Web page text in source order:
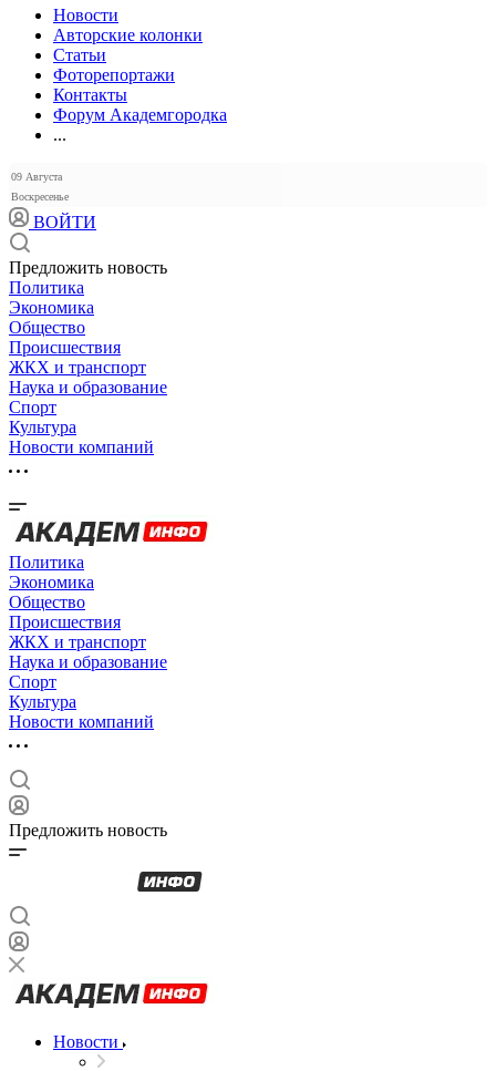
Новости
Авторские колонки
Статьи
Фоторепортажи
Контакты
Форум Академгородка
...
09 Августа
Воскресенье
ВОЙТИ
Предложить новость
Политика
Экономика
Общество
Происшествия
ЖКХ и транспорт
Наука и образование
Спорт
Культура
Новости компаний
Политика
Экономика
Общество
Происшествия
ЖКХ и транспорт
Наука и образование
Спорт
Культура
Новости компаний
Предложить новость
Новости